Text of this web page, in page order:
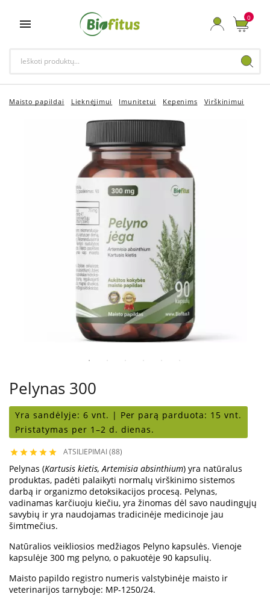
 0
Maisto papildai Lieknėjimui Imunitetui Kepenims Virškinimui
Pelynas 300
Yra sandėlyje: 6 vnt. | Per parą parduota: 15 vnt.
Pristatymas per 1–2 d. dienas.
     ATSILIEPIMAI (88)
Pelynas (Kartusis kietis, Artemisia absinthium) yra natūralus
produktas, padėti palaikyti normalų virškinimo sistemos
darbą ir organizmo detoksikacijos procesą. Pelynas,
vadinamas karčiuoju kiečiu, yra žinomas dėl savo naudingųjų
savybių ir yra naudojamas tradicinėje medicinoje jau
šimtmečius.
Natūralios veikliosios medžiagos Pelyno kapsulės. Vienoje
kapsulėje 300 mg pelyno, o pakuotėje 90 kapsulių.
Maisto papildo registro numeris valstybinėje maisto ir
veterinarijos tarnyboje: MP-1250/24.